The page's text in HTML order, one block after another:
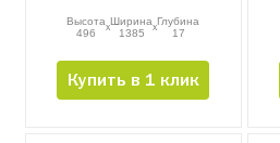
Высота
496
xШирина
1385
xГлубина
17
Купить в 1 клик